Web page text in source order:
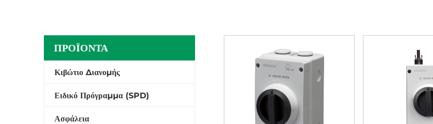
ΠΡΟΪΌΝΤΑ
Κιβώτιο Διανομής
Ειδικό Πρόγραμμα (SPD)
Ασφάλεια